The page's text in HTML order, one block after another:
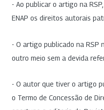
- Ao publicar o artigo na
ENAP os direitos autorais
- O artigo publicado na RSP
outro meio sem a devida
- O autor que tiver o artigo
o Termo de Concessão de